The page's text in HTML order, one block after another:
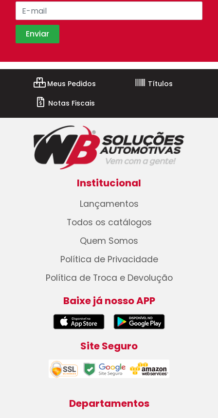
Meus Pedidos
Títulos
Notas Fiscais
Institucional
Lançamentos
Todos os catálogos
Quem Somos
Política de Privacidade
Política de Troca e Devolução
Baixe já nosso APP
Site Seguro
Departamentos